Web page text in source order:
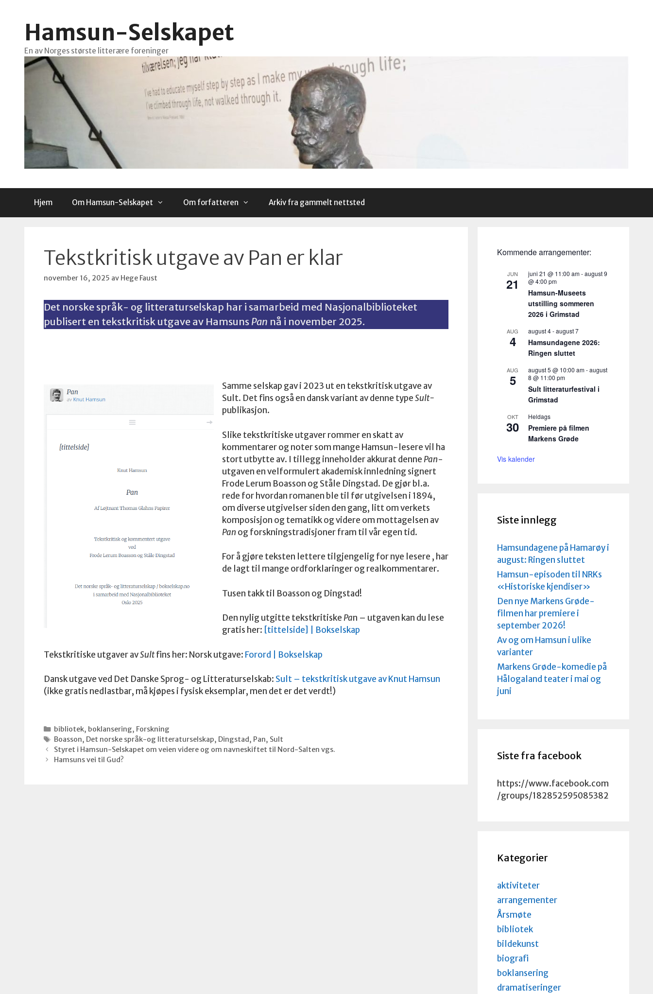
Hamsun-Selskapet
En av Norges største litterære foreninger
Hjem Om Hamsun-Selskapet Om forfatteren Arkiv fra gammelt nettsted
Tekstkritisk utgave av Pan er klar
november 16, 2025 av Hege Faust
Det norske språk- og litteraturselskap har i samarbeid med Nasjonalbiblioteket
publisert en tekstkritisk utgave av Hamsuns Pan nå i november 2025.
Samme selskap gav i 2023 ut en tekstkritisk utgave av
Sult. Det fins også en dansk variant av denne typeSult-
publikasjon.
Slike tekstkritiske utgaver rommer en skatt av
kommentarer og noter som mange Hamsun-lesere vil ha
stort utbytte av. I tillegg inneholder akkurat denne Pan-
utgaven en velformulert akademisk innledning signert
Frode Lerum Boasson og Ståle Dingstad. De gjør bl.a.
rede for hvordan romanen ble til før utgivelsen i 1894,
om diverse utgivelser siden den gang, litt om verkets
komposisjon og tematikk og videre om mottagelsen av
Pan og forskningstradisjoner fram til vår egen tid.
For å gjøre teksten lettere tilgjengelig for nye lesere , har
de lagt til mange ordforklaringer og realkommentarer.
Tusen takk til Boasson og Dingstad!
Den nylig utgitte tekstkritiske Pan – utgaven kan du lese
gratis her: [tittelside] | Bokselskap
Tekstkritiske utgaver avSultfins her: Norsk utgave: Forord | Bokselskap
Dansk utgave ved Det Danske Sprog- og Litteraturselskab: Sult – tekstkritisk utgave av Knut Hamsun
(ikke gratis nedlastbar, må kjøpes i fysisk eksemplar, men det er det verdt!)
Kategorier
bibliotek, boklansering, Forskning
Stikkord
Boasson, Det norske språk-og litteraturselskap, Dingstad, Pan, Sult
Styret i Hamsun-Selskapet om veien videre og om navneskiftet til Nord-Salten vgs.
Hamsuns vei til Gud?
Kommende arrangementer:
JUN
21
juni 21 @ 11:00 am-august 9
@ 4:00 pm
Hamsun-Museets
utstilling sommeren
2026 i Grimstad
AUG
4
august 4-august 7
Hamsundagene 2026:
Ringen sluttet
AUG
5
august 5 @ 10:00 am-august
8 @ 11:00 pm
Sult litteraturfestival i
Grimstad
OKT
30
Heldags
Premiere på filmen
Markens Grøde
Vis kalender
Siste innlegg
Hamsundagene på Hamarøy i
august: Ringen sluttet
Hamsun-episoden til NRKs
«Historiske kjendiser»
Den nye Markens Grøde-
filmen har premiere i
september 2026!
Av og om Hamsun i ulike
varianter
Markens Grøde-komedie på
Hålogaland teater i mai og
juni
Siste fra facebook
https://www.facebook.com
/groups/182852595085382
Kategorier
aktiviteter
arrangementer
Årsmøte
bibliotek
bildekunst
biografi
boklansering
dramatiseringer